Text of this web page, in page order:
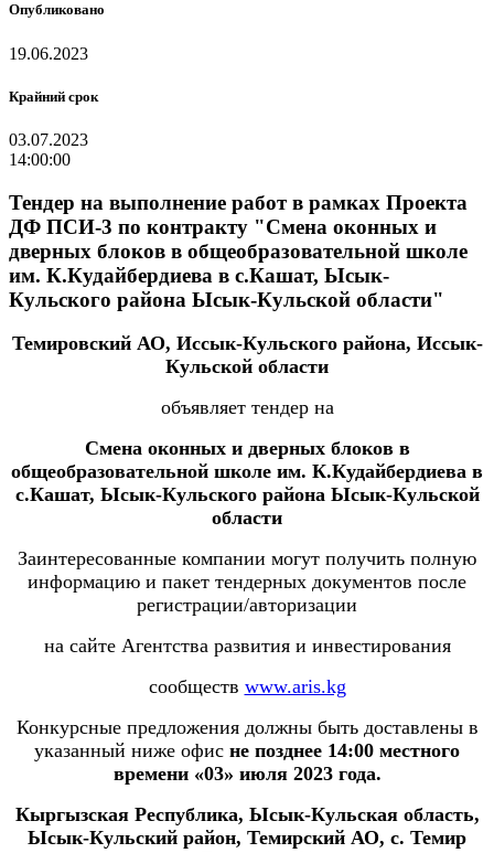
Опубликовано
19.06.2023
Крайний срок
03.07.2023
14:00:00
Тендер на выполнение работ в рамках Проекта
ДФ ПСИ-3 по контракту "Смена оконных и
дверных блоков в общеобразовательной школе
им. К.Кудайбердиева в с.Кашат, Ысык-
Кульского района Ысык-Кульской области"
Темировский АО, Иссык-Кульского района, Иссык-
Кульской области
объявляет тендер на
Смена оконных и дверных блоков в
общеобразовательной школе им. К.Кудайбердиева в
с.Кашат, Ысык-Кульского района Ысык-Кульской
области
Заинтересованные компании могут получить полную
информацию и пакет тендерных документов после
регистрации/авторизации
на сайте Агентства развития и инвестирования
сообществ www.aris.kg
Конкурсные предложения должны быть доставлены в
указанный ниже офис не позднее 14:00 местного
времени «03» июля 2023 года.
Кыргызская Республика, Ысык-Кульская область,
Ысык-Кульский район, Темирский АО, с. Темир